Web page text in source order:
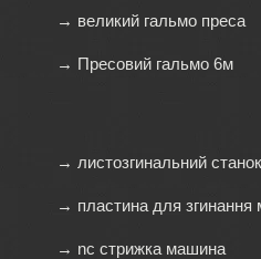
→ великий гальмо преса
→ Пресовий гальмо 6м
→ листозгинальний станок
→ пластина для згинання
→ nc стрижка машина